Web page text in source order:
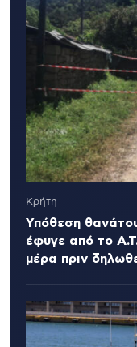
Κρήτη
Υπόθεση
έφυγε από το
μέρα πριν